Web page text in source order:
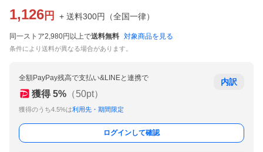
1,126 円 + 送料300円 （全国一律）
同一ストア2,980円以上で送料無料 対象商品を見る
条件により送料が異なる場合があります。
全額PayPay残高で支払い&LINEと連携で
獲得 5% （50pt）
獲得のうち4.5%は利用先・期間限定
内訳
ログインして確認